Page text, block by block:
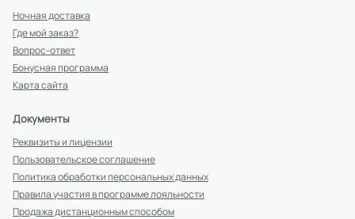
Ночная доставка
Где мой заказ?
Вопрос-ответ
Бонусная программа
Карта сайта
Документы
Реквизиты и лицензии
Пользовательское соглашение
Политика обработки персональных данных
Правила участия в программе лояльности
Продажа дистанционным способом